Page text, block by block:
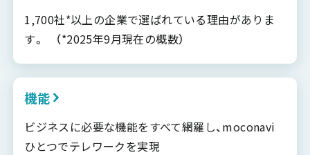
1,700社*以上の企業で選ばれている理由がありま
す。 （*2025年9月現在の概数）
機能
ビジネスに必要な機能をすべて網羅し、moconavi
ひとつでテレワークを実現